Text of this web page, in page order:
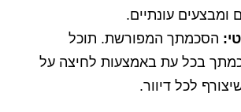
ומבצעים עונתיים.
הסכמתך המפורשת. תוכל
בכל עת באמצעות לחיצה על
לכל דיוור.